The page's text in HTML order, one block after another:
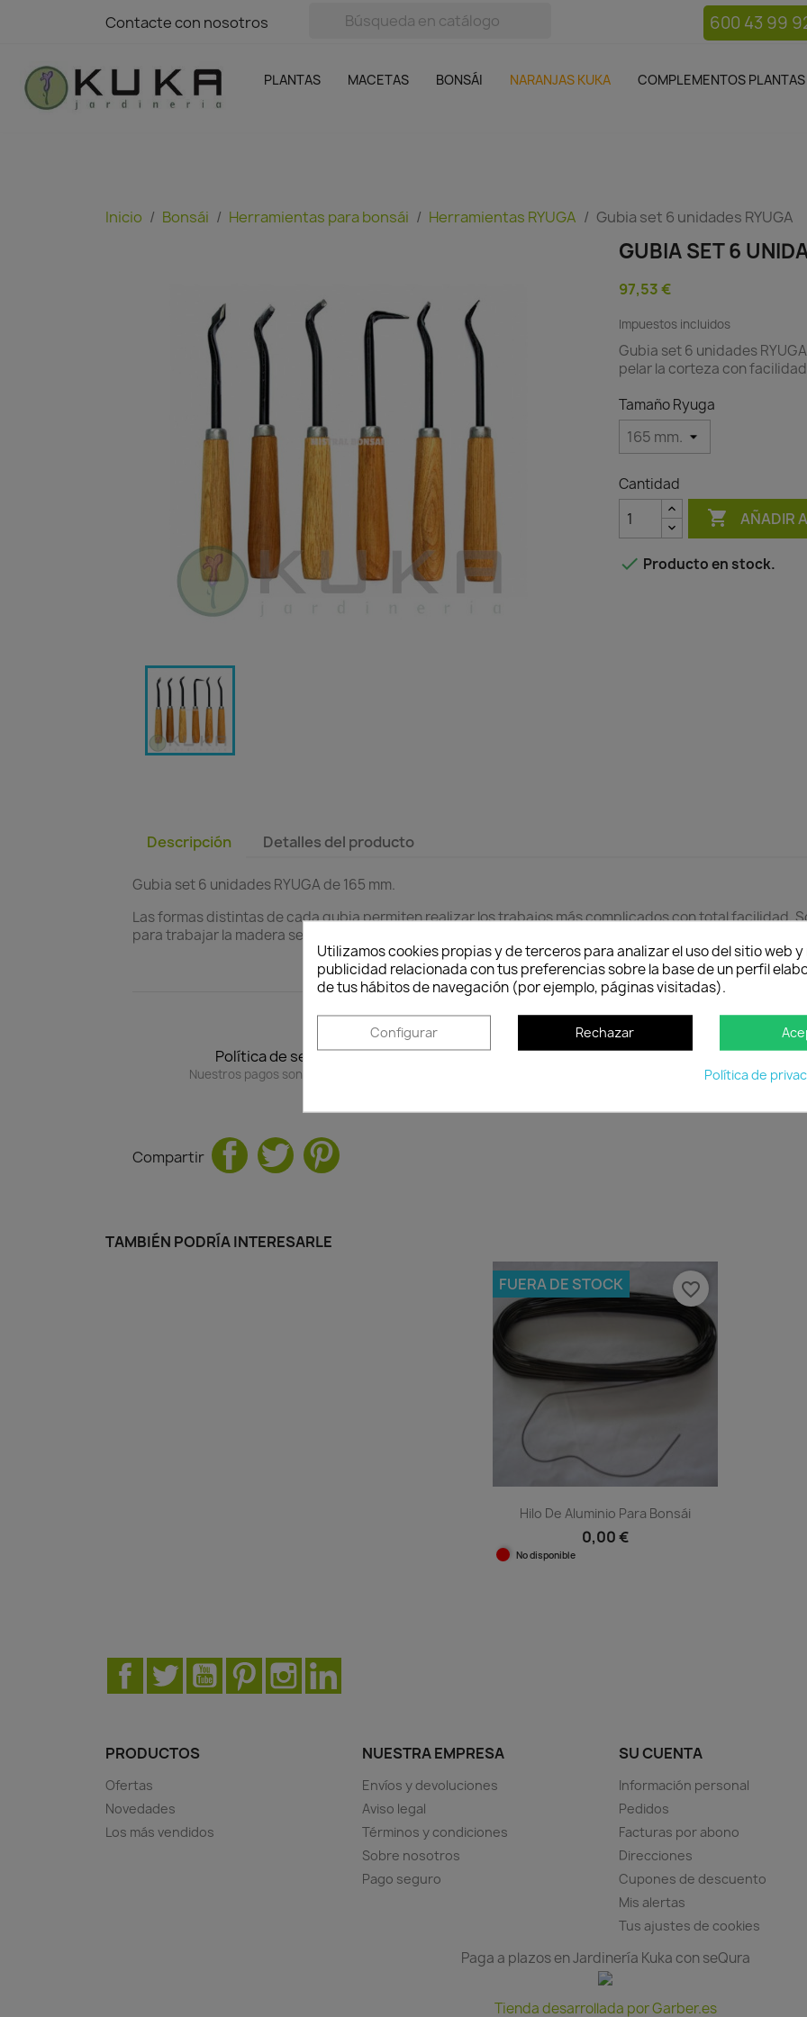
Contacte con nosotros
Contacte con nosotros 600 43 99
PLANTAS MACETAS BONSÁI NARANJAS KUKA COMPLEMENTOS PLANTAS
Complementos plantas
SIN GASTOS DE ENVÍO
Inicio Bonsái Herramientas para bonsái Herramientas RYUGA Gubia set 6 unidades RYUGA
GUBIA SET 6
97,53 €
Impuestos incluidos
Gubia set 6 unidades
pelar la corteza con
Tamaño Ryuga
Cantidad
 AÑADIR
 Producto en stock.
Descripción Detalles del producto
Gubia set 6 unidades RYUGA de 165 mm.
Las formas distintas de cada gubia permiten realizar los trabajos más complicados con total facilidad.
para trabajar la madera seca de los bonsáis.
Política de seguridad
Nuestros pagos son 100% seguros.
Política de entrega
Envío peninsular, Islas Baleares y Portugal.
Tienes
Compartir
TAMBIÉN PODRÍA INTERESARLE
Hilo De Aluminio Para Bonsái
0,00 €
No disponible
FUERA DE STOCK favorite_border
Facebook
Twitter YouTubePinterestInstagram
PRODUCTOS
Ofertas
Novedades
Los más vendidos
NUESTRA EMPRESA
Envíos y devoluciones
Aviso legal
Términos y condiciones
Sobre nosotros
Pago seguro
SU CUENTA
Información personal
Pedidos
Facturas por abono
Direcciones
Cupones de descuento
Mis alertas
Tus ajustes de cookies
Paga a plazos en Jardinería Kuka con seQura
Tienda desarrollada por Garber.es
Utilizamos cookies propias y de terceros para analizar el uso del sitio web
publicidad relacionada con tus preferencias sobre la base de un perfil
de tus hábitos de navegación (por ejemplo, páginas visitadas).
Configurar Rechazar
Política de